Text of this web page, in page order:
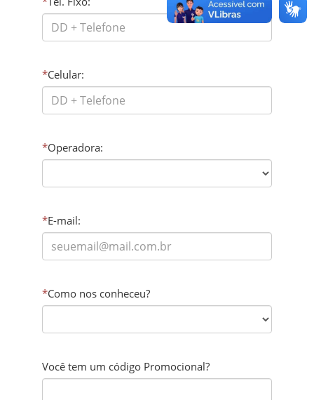
*Celular:
*Operadora:
*E-mail:
*Como nos conheceu?
Você tem um código Promocional?